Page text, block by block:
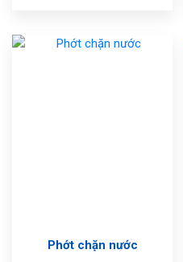
Phớt chặn nước